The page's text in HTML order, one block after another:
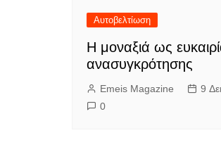
Αυτοβελτίωση
Η μοναξιά ως
ανασυγκρότησης
Emeis Magazine
9
0